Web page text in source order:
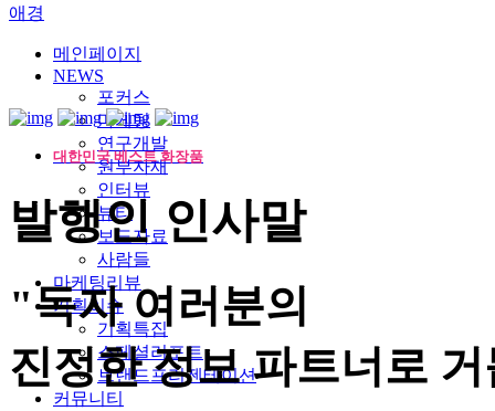
애경
메인페이지
NEWS
포커스
마케팅
연구개발
원부자재
인터뷰
뷰티
보도자료
사람들
마케팅리뷰
기획이슈
기획특집
스페셜리포트
브랜드프리젠테이션
커뮤니티
대한민국 베스트 화장품
발행인 인사말
"독자 여러분의
진정한 정보 파트너로